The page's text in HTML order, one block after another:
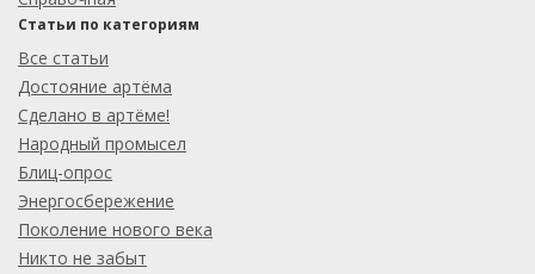
Статьи по категориям
Все статьи
Достояние артёма
Сделано в артёме!
Народный промысел
Блиц-опрос
Энергосбережение
Поколение нового века
Никто не забыт